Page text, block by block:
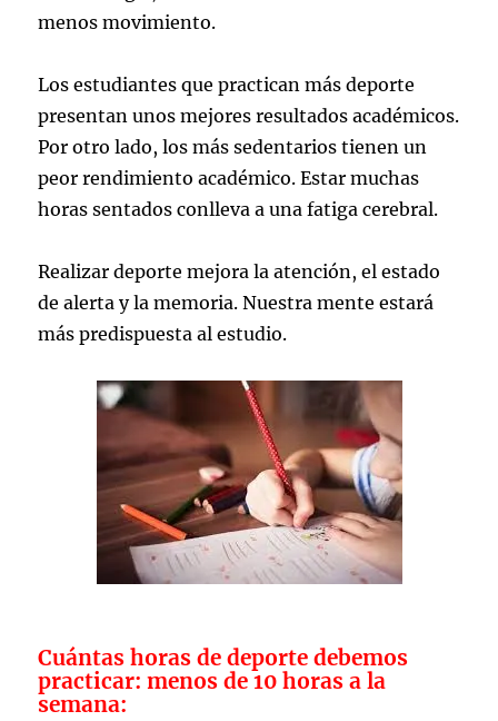
menos movimiento.
Los estudiantes que practican más deporte
presentan unos mejores resultados académicos.
Por otro lado, los más sedentarios tienen un
peor rendimiento académico. Estar muchas
horas sentados conlleva a una fatiga cerebral.
Realizar deporte mejora la atención, el estado
de alerta y la memoria. Nuestra mente estará
más predispuesta al estudio.
Cuántas horas de deporte debemos
practicar: menos de 10 horas a la
semana: